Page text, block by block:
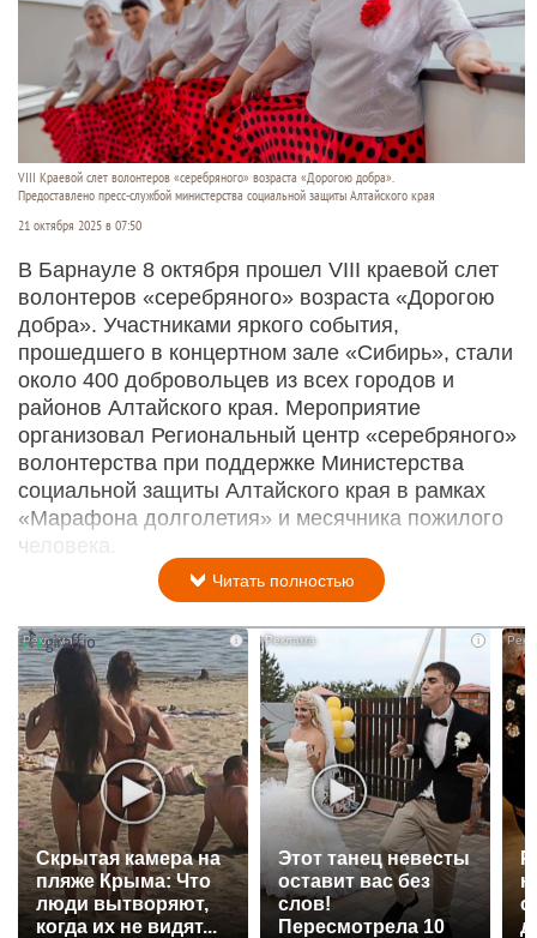
VIII Краевой слет волонтеров «серебряного» возраста «Дорогою добра».
Предоставлено пресс-службой министерства социальной защиты Алтайского края
21 октября 2025 в 07:50
В Барнауле 8 октября прошел VIII краевой слет
волонтеров «серебряного» возраста «Дорогою
добра». Участниками яркого события,
прошедшего в концертном зале «Сибирь», стали
около 400 добровольцев из всех городов и
районов Алтайского края. Мероприятие
организовал Региональный центр «серебряного»
волонтерства при поддержке Министерства
социальной защиты Алтайского края в рамках
«Марафона долголетия» и месячника пожилого
человека.
Читать полностью
i
Скрытая камера на
пляже Крыма: Что
люди вытворяют,
когда их не видят...
i
Этот танец невесты
оставит вас без
слов!
Пересмотрела 10